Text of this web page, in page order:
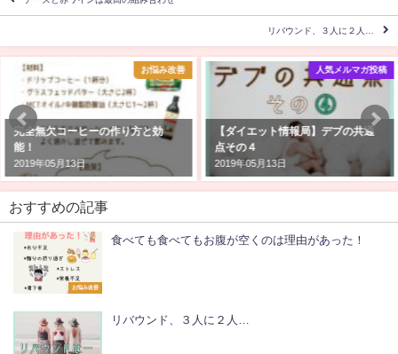
リバウンド、３人に２人…
お悩み改善
完全無欠コーヒーの作り方と効
能！
2019年05月13日
人気メルマガ投稿
【ダイエット情報局】デブの共通
点その４
2019年05月13日
おすすめの記事
お悩み改善
食べても食べてもお腹が空くのは理由があった！
リバウンド、３人に２人…